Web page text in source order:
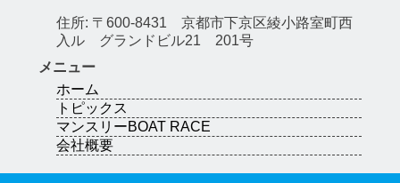
住所: 〒600-8431 京都市下京区綾小路室町西
入ル グランドビル21 201号
メニュー
ホーム
トピックス
マンスリーBOAT RACE
会社概要